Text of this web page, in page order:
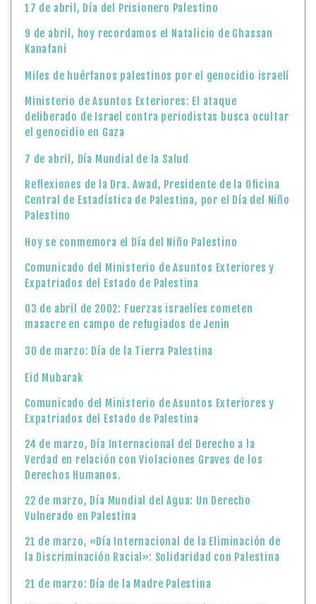
17 de abril, Día del Prisionero Palestino
9 de abril, hoy recordamos el Natalicio de Ghassan
Kanafani
Miles de huérfanos palestinos por el genocidio israelí
Ministerio de Asuntos Exteriores: El ataque
deliberado de Israel contra periodistas busca ocultar
el genocidio en Gaza
7 de abril, Día Mundial de la Salud
Reflexiones de la Dra. Awad, Presidente de la Oficina
Central de Estadística de Palestina, por el Día del Niño
Palestino
Hoy se conmemora el Día del Niño Palestino
Comunicado del Ministerio de Asuntos Exteriores y
Expatriados del Estado de Palestina
03 de abril de 2002: Fuerzas israelíes cometen
masacre en campo de refugiados de Jenin
30 de marzo: Día de la Tierra Palestina
Eid Mubarak
Comunicado del Ministerio de Asuntos Exteriores y
Expatriados del Estado de Palestina
24 de marzo, Día Internacional del Derecho a la
Verdad en relación con Violaciones Graves de los
Derechos Humanos.
22 de marzo, Día Mundial del Agua: Un Derecho
Vulnerado en Palestina
21 de marzo, «Día Internacional de la Eliminación de
la Discriminación Racial»: Solidaridad con Palestina
21 de marzo: Día de la Madre Palestina